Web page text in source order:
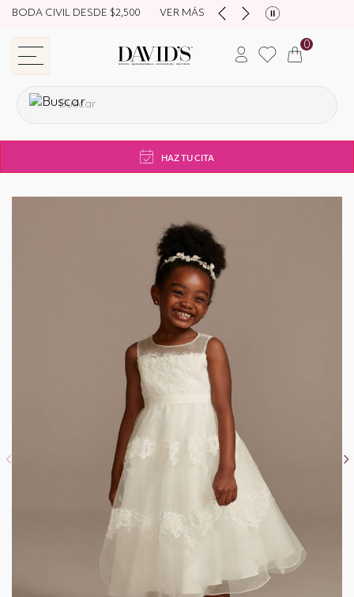
BODA CIVIL DESDE $2,500 VER MÁS
store navigation
0
HAZ TU CITA